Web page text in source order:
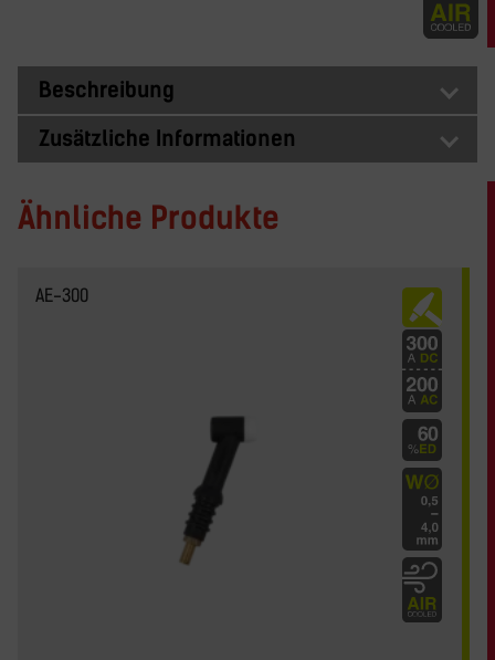
Beschreibung
Zusätzliche Informationen
Ähnliche Produkte
AE-300